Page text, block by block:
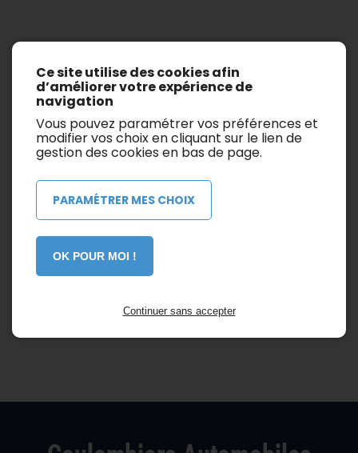
Afficher les filtres de recherche
Il n’y a aucun véhicule.
Ce site utilise des cookies afin
d’améliorer votre expérience de
navigation
Vous pouvez paramétrer vos préférences et
modifier vos choix en cliquant sur le lien de
gestion des cookies en bas de page.
PARAMÉTRER MES CHOIX
OK POUR MOI !
Continuer sans accepter